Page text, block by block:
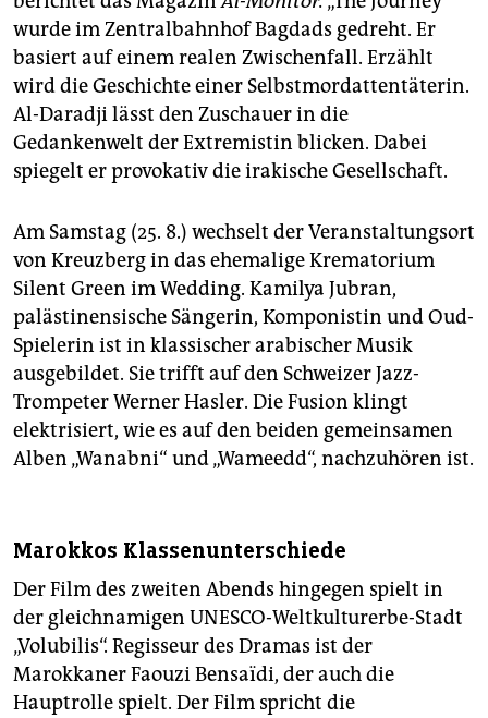
wurde im Zentralbahnhof Bagdads gedreht. Er
basiert auf einem realen Zwischenfall. Erzählt
wird die Geschichte einer Selbstmordattentäterin.
Al-Daradji lässt den Zuschauer in die
Gedankenwelt der Extremistin blicken. Dabei
spiegelt er provokativ die irakische Gesellschaft.
Am Samstag (25. 8.) wechselt der Veranstaltungsort
von Kreuzberg in das ehemalige Krematorium
Silent Green im Wedding. Kamilya Jubran,
palästinensische Sängerin, Komponistin und Oud-
Spielerin ist in klassischer arabischer Musik
ausgebildet. Sie trifft auf den Schweizer Jazz-
Trompeter Werner Hasler. Die Fusion klingt
elektrisiert, wie es auf den beiden gemeinsamen
Alben „Wanabni“ und „Wameedd“, nachzuhören ist.
Marokkos Klassenunterschiede
Der Film des zweiten Abends hingegen spielt in
der gleichnamigen UNESCO-Weltkulturerbe-Stadt
„Volubilis“. Regisseur des Dramas ist der
Marokkaner Faouzi Bensaïdi, der auch die
Hauptrolle spielt. Der Film spricht die